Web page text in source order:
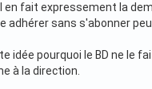
fait expressement la
adhérer sans s'abonner
idée pourquoi le BD ne le
à la direction.